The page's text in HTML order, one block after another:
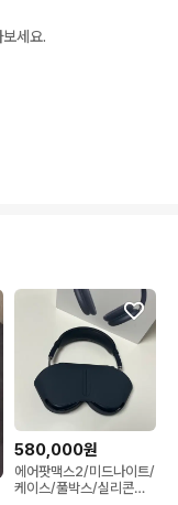
세요.
580,000원
에어팟맥스2/미드나이트/
케이스/풀박스/실리콘커